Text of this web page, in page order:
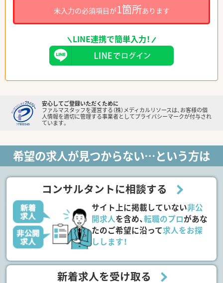
未入力の必須項目が1箇所あります
LINE連携で簡単入力！
安心してご登録いただくために
ファルマスタッフを運営する（株）メディカルリソースは、お客様の個
人情報を適切に管理する事業者としてプライバシーマークが付与され
ています。
希望の求人が見つからない…という方は
コンサルタントに相談する
サイト上に掲載していない非公
開求人を含め、転職のプロがあな
たのご希望に沿って求人をお探
しします！
新着求人を受け取る